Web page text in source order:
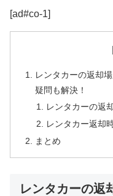
[ad#co-1]
レンタカーの返却
疑問も解決！
レンタカーの返
レンタカー返却
まとめ
レンタカーの返